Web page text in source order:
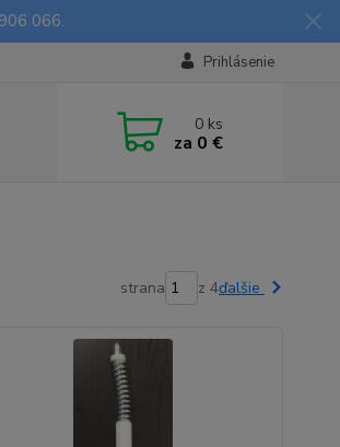
066.
Prihlásenie
0 ks
za 0 €
strana z 4ďalšie